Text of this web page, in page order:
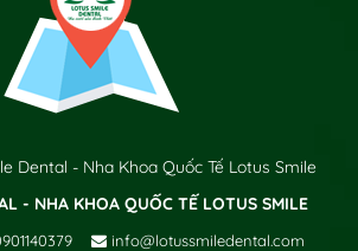
Dental - Nha Khoa Quốc Tế Lotus Smile
- NHA KHOA QUỐC TẾ LOTUS SMILE
info@lotussmiledental.com